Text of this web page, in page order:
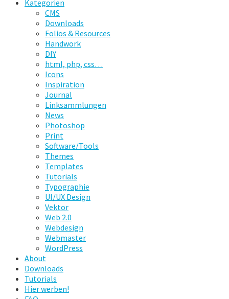
Kategorien
CMS
Downloads
Folios & Resources
Handwork
DIY
html, php, css…
Icons
Inspiration
Journal
Linksammlungen
News
Photoshop
Print
Software/Tools
Themes
Templates
Tutorials
Typographie
UI/UX Design
Vektor
Web 2.0
Webdesign
Webmaster
WordPress
About
Downloads
Tutorials
Hier werben!